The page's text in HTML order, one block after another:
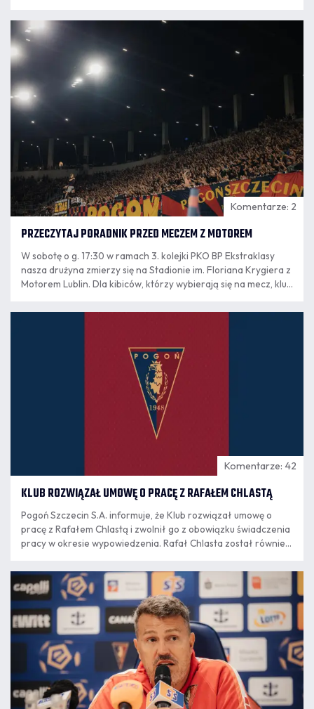
07.08
20:15
Komentarze: 2
PRZECZYTAJ PORADNIK PRZED MECZEM Z MOTOREM
W sobotę o g. 17:30 w ramach 3. kolejki PKO BP Ekstraklasy
nasza drużyna zmierzy się na Stadionie im. Floriana Krygiera z
Motorem Lublin. Dla kibiców, którzy wybierają się na mecz, klub
Komentarze: 42
KLUB ROZWIĄZAŁ UMOWĘ O PRACĘ Z RAFAŁEM CHLASTĄ
Pogoń Szczecin S.A. informuje, że Klub rozwiązał umowę o
pracę z Rafałem Chlastą i zwolnił go z obowiązku świadczenia
pracy w okresie wypowiedzenia. Rafał Chlasta został również
Pogoni Szczecin SA. Decyzja jest konsekwencją publikacji
Rafała Chlasty na serwisie społecznościowym "X".
07.08
16:34